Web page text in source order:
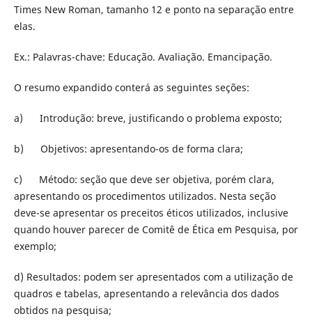
Times New Roman, tamanho 12 e ponto na separação entre
elas.
Ex.: Palavras-chave: Educação. Avaliação. Emancipação.
O resumo expandido conterá as seguintes seções:
a) Introdução: breve, justificando o problema exposto;
b) Objetivos: apresentando-os de forma clara;
c) Método: seção que deve ser objetiva, porém clara,
apresentando os procedimentos utilizados. Nesta seção
deve-se apresentar os preceitos éticos utilizados, inclusive
quando houver parecer de Comitê de Ética em Pesquisa, por
exemplo;
d) Resultados: podem ser apresentados com a utilização de
quadros e tabelas, apresentando a relevância dos dados
obtidos na pesquisa;